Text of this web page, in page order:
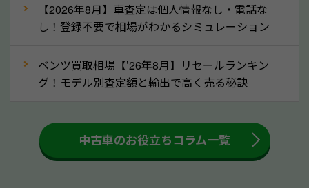
③自動車税の還付金の扱いについて確認し
車を廃車にすると、自動車税の還付金を受け取ること
付金をお客様に返還しない業者もあります。廃車査定
をする際には、自動車税の還付金の返還があるかどう
かを確認するようにしてください。滋賀県のソコカラ
【2026年8月】車査定は個人情報なし・電話な
し！登録不要で相場がわかるシミュレーション
ベンツ買取相場【’26年8月】リセールランキン
グ！モデル別査定額と輸出で高く売る秘訣
中古車のお役立ちコラム一覧